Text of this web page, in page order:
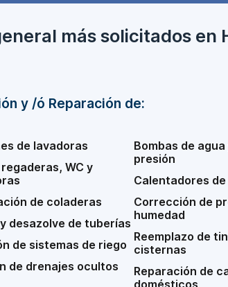
más solicitados en
y /ó Reparación de:
de lavadoras
WC y
de coladeras
desazolve de tuberías
de sistemas de riego
de drenajes ocultos
Bombas de
presión
Calentadores de
Corrección de
humedad
Reemplazo de
cisternas
Reparación de
domésticos